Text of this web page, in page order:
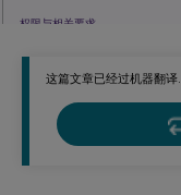
这篇文章已经过机器翻译.
权限与相关要求
验证性测试
版本间的兼容性
安装和升级